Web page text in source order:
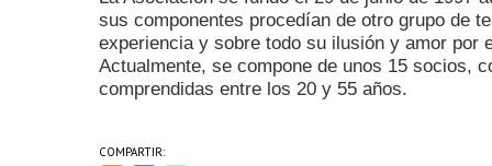
sus componentes procedían de otro grupo de
experiencia y sobre todo su ilusión y amor por
Actualmente, se compone de unos 15 socios,
comprendidas entre los 20 y 55 años.
COMPARTIR: